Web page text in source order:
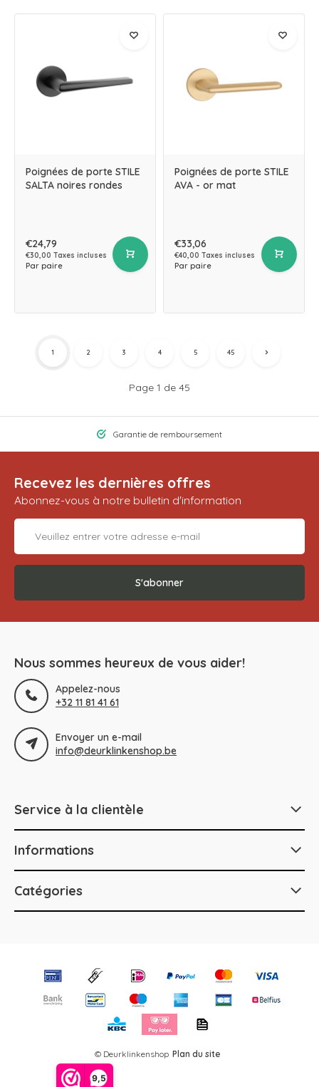
9,5
Poignées de porte STILE
SALTA noires rondes
€24,79
€30,00 Taxes incluses
Par paire
Poignées de porte STILE
AVA - or mat
€33,06
€40,00 Taxes incluses
Par paire
Page 1 de 45
1 2 3 4 5 45
Garantie de remboursement
Recevez les dernières offres
Abonnez-vous à notre bulletin d'information
S'abonner
Nous sommes heureux de vous aider!
Appelez-nous
+32 11 81 41 61
Envoyer un e-mail
info@deurklinkenshop.be
Service à la clientèle
Informations
Catégories
© Deurklinkenshop Plan du site